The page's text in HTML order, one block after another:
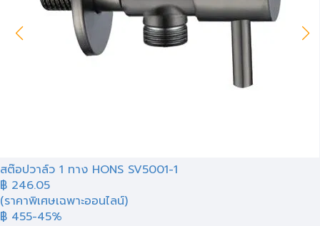
สต๊อปวาล์ว 1 ทาง HONS SV5001-1
฿ 246.05
(ราคาพิเศษเฉพาะออนไลน์)
฿ 455-45%